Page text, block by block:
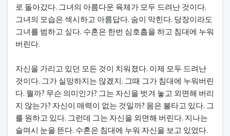
로 돌아갔다. 그녀의 아름다운 육체가 모두 드려난 것이다.
그녀의 모습은 섹시하고 아름답다. 숨이 막힌다. 당장이라도
그녀를 범하고 싶다. 수혼은 한번 심호흡을 하고 침대에 누워
버린다.
자신을 가리고 있던 모든 것이 치워졌다. 이제 모두 드려난
것이다. 그가 실망하지는 않겠지. 그때 그가 침대에 누워버린
다. 뭘까? 무슨 의미인가? 그는 자신을 벗겨 놓고 외면해 버리
지 않는가? 자신이 매력이 없는 것일까? 몸은 불타고 있다. 그
를 원하고 있다. 그런데 그는 자신을 외면해 버린다. 지나는
슬며시 눈을 뜬다. 수혼은 침대에 누워 자신을 보고 있었다.